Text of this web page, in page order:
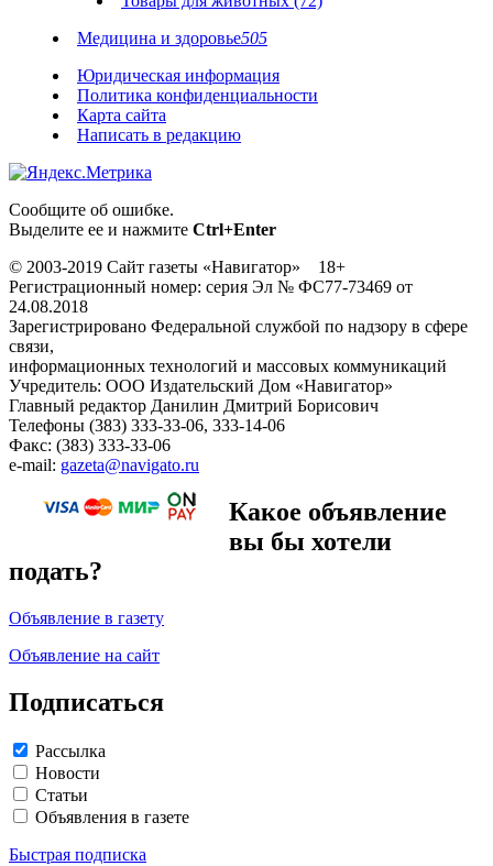
Медицина и здоровье505
Юридическая информация
Политика конфиденциальности
Карта сайта
Написать в редакцию
Сообщите об ошибке.
Выделите ее и нажмите Ctrl+Enter
© 2003-2019 Сайт газеты «Навигатор» 18+
Регистрационный номер: серия Эл № ФС77-73469 от
24.08.2018
Зарегистрировано Федеральной службой по надзору в сфере
связи,
информационных технологий и массовых коммуникаций
Учредитель: ООО Издательский Дом «Навигатор»
Главный редактор Данилин Дмитрий Борисович
Телефоны (383) 333-33-06, 333-14-06
Факс: (383) 333-33-06
e-mail: gazeta@navigato.ru
Какое объявление
вы бы хотели
подать?
Объявление в газету
Объявление на сайт
Подписаться
Рассылка
Новости
Статьи
Объявления в газете
Быстрая подписка